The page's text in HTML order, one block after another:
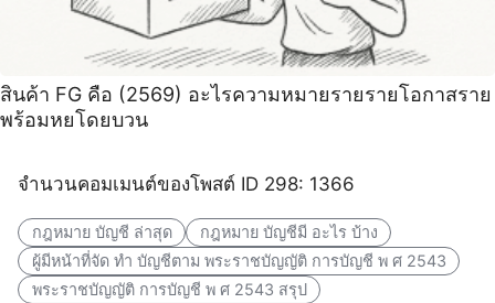
สินค้า FG คือ (2569) อะไรความหมายรายรายโอกาสราย
พร้อมหยโดยบวน
จำนวนคอมเมนต์ของโพสต์ ID 298: 1366
กฎหมาย บัญชี ล่าสุด
กฎหมาย บัญชีมี อะไร บ้าง
ผู้มีหน้าที่จัด ทํา บัญชีตาม พระราชบัญญัติ การบัญชี พ ศ 2543
พระราชบัญญัติ การบัญชี พ ศ 2543 สรุป